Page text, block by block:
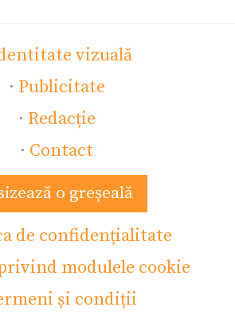
vizuală
· Publicitate
· Redacție
· Contact
o greșeală
de confidențialitate
modulele cookie
și condiții